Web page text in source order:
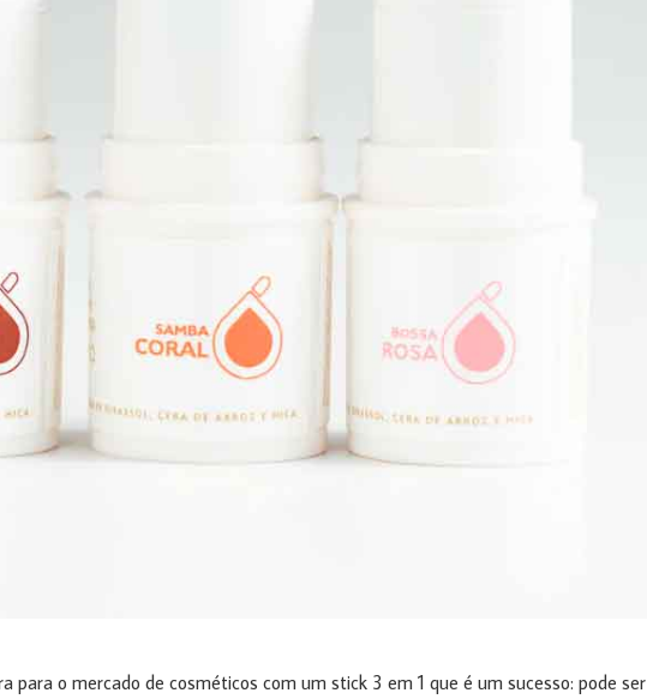
para o mercado de cosméticos com um stick 3 em 1 que é um sucesso: pode ser